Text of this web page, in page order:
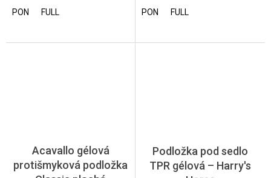
PON FULL PON FULL
Acavallo gélová
protišmyková podložka
Podložka pod sedlo
TPR gélová – Harry's